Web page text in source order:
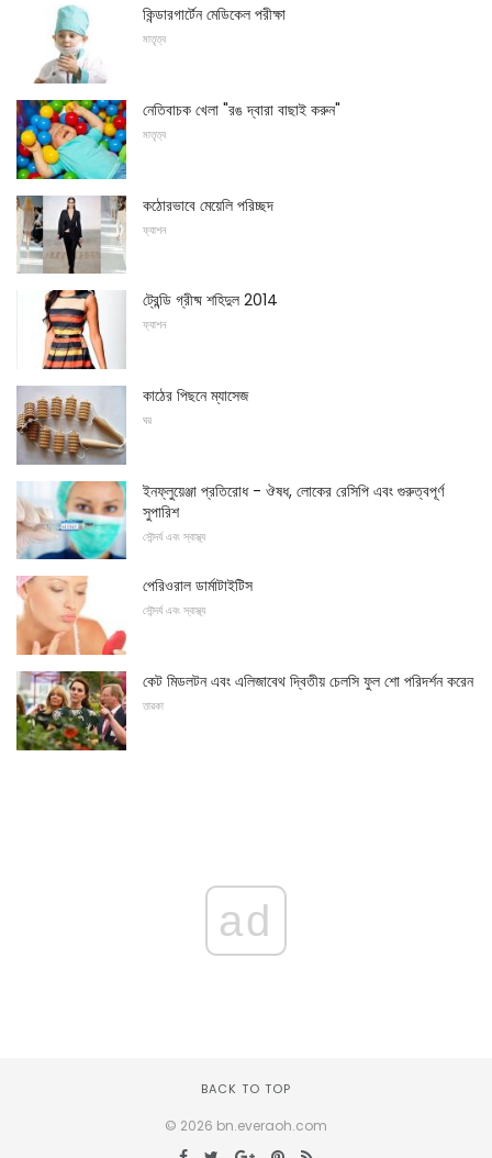
কিন্ডারগার্টেন মেডিকেল পরীক্ষা
মাতৃত্ব
নেতিবাচক খেলা "রঙ দ্বারা বাছাই করুন"
মাতৃত্ব
কঠোরভাবে মেয়েলি পরিচ্ছদ
ফ্যাশন
ট্রেন্ডি গ্রীষ্ম শহিদুল 2014
ফ্যাশন
কাঠের পিছনে ম্যাসেজ
ঘর
ইনফ্লুয়েঞ্জা প্রতিরোধ - ঔষধ, লোকের রেসিপি এবং গুরুত্বপূর্ণ
সুপারিশ
সৌন্দর্য এবং স্বাস্থ্য
পেরিওরাল ডার্মাটাইটিস
সৌন্দর্য এবং স্বাস্থ্য
কেট মিডলটন এবং এলিজাবেথ দ্বিতীয় চেলসি ফুল শো পরিদর্শন করেন
তারকা
ad
BACK TO TOP
© 2026 bn.everaoh.com